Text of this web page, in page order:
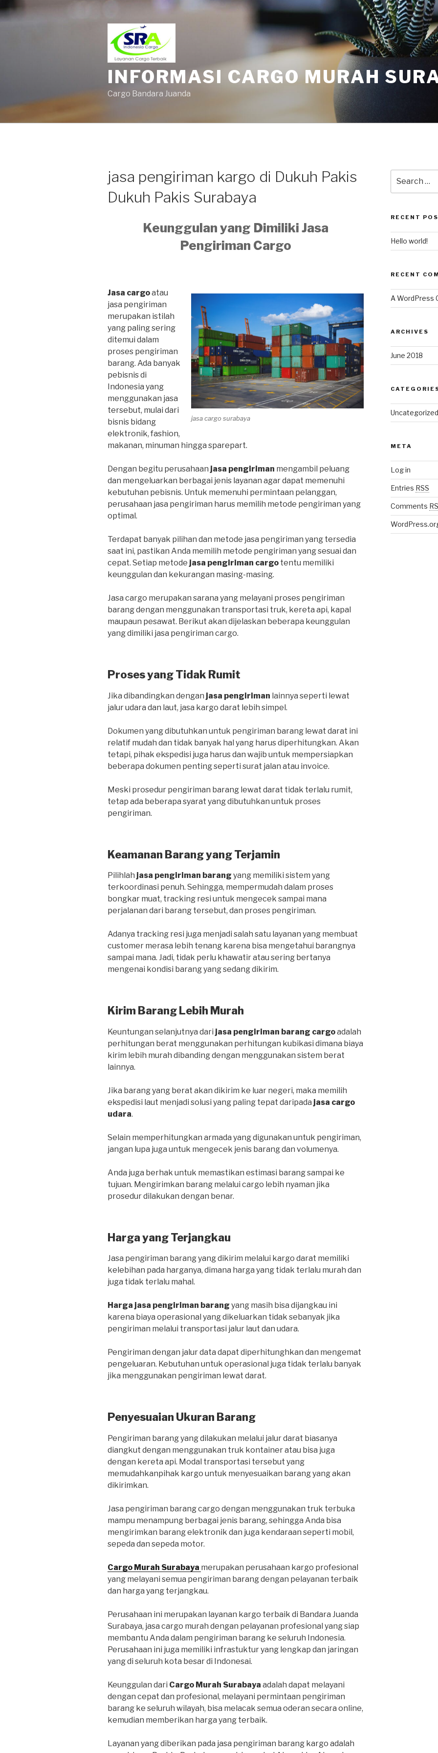
INFORMASI CARGO MURAH
Cargo Bandara Juanda
jasa pengiriman kargo di Dukuh Pakis
Dukuh Pakis Surabaya
Keunggulan yang Dimiliki Jasa
Pengiriman Cargo
jasa cargo surabaya
Jasa cargoatau
jasa pengiriman
merupakan istilah
yang paling sering
ditemui dalam
proses pengiriman
barang. Ada banyak
pebisnis di
Indonesia yang
menggunakan jasa
tersebut, mulai dari
bisnis bidang
elektronik, fashion,
makanan, minuman hingga sparepart.
Dengan begitu perusahaan jasa pengiriman mengambil peluang
dan mengeluarkan berbagai jenis layanan agar dapat memenuhi
kebutuhan pebisnis. Untuk memenuhi permintaan pelanggan,
perusahaan jasa pengiriman harus memilih metode pengiriman yang
optimal.
Terdapat banyak pilihan dan metode jasa pengiriman yang tersedia
saat ini, pastikan Anda memilih metode pengiriman yang sesuai dan
cepat. Setiap metode jasa pengiriman cargo tentu memiliki
keunggulan dan kekurangan masing-masing.
Jasa cargo merupakan sarana yang melayani proses pengiriman
barang dengan menggunakan transportasi truk, kereta api, kapal
maupaun pesawat. Berikut akan dijelaskan beberapa keunggulan
yang dimiliki jasa pengiriman cargo.
Proses yang Tidak Rumit
Jika dibandingkan dengan jasa pengiriman lainnya seperti lewat
jalur udara dan laut, jasa kargo darat lebih simpel.
Dokumen yang dibutuhkan untuk pengiriman barang lewat darat ini
relatif mudah dan tidak banyak hal yang harus diperhitungkan. Akan
tetapi, pihak ekspedisi juga harus dan wajib untuk mempersiapkan
beberapa dokumen penting seperti surat jalan atau invoice.
Meski prosedur pengiriman barang lewat darat tidak terlalu rumit,
tetap ada beberapa syarat yang dibutuhkan untuk proses
pengiriman.
Keamanan Barang yang Terjamin
Pilihlah jasa pengiriman barang yang memiliki sistem yang
terkoordinasi penuh. Sehingga, mempermudah dalam proses
bongkar muat, tracking resi untuk mengecek sampai mana
perjalanan dari barang tersebut, dan proses pengiriman.
Adanya tracking resi juga menjadi salah satu layanan yang membuat
customer merasa lebih tenang karena bisa mengetahui barangnya
sampai mana. Jadi, tidak perlu khawatir atau sering bertanya
mengenai kondisi barang yang sedang dikirim.
Kirim Barang Lebih Murah
Keuntungan selanjutnya dari jasa pengiriman barang cargoadalah
perhitungan berat menggunakan perhitungan kubikasi dimana biaya
kirim lebih murah dibanding dengan menggunakan sistem berat
lainnya.
Jika barang yang berat akan dikirim ke luar negeri, maka memilih
ekspedisi laut menjadi solusi yang paling tepat daripada jasa cargo
udara.
Selain memperhitungkan armada yang digunakan untuk pengiriman,
jangan lupa juga untuk mengecek jenis barang dan volumenya.
Anda juga berhak untuk memastikan estimasi barang sampai ke
tujuan. Mengirimkan barang melalui cargo lebih nyaman jika
prosedur dilakukan dengan benar.
Harga yang Terjangkau
Jasa pengiriman barang yang dikirim melalui kargo darat memiliki
kelebihan pada harganya, dimana harga yang tidak terlalu murah dan
juga tidak terlalu mahal.
Harga jasa pengiriman barang yang masih bisa dijangkau ini
karena biaya operasional yang dikeluarkan tidak sebanyak jika
pengiriman melalui transportasi jalur laut dan udara.
Pengiriman dengan jalur data dapat diperhitunghkan dan mengemat
pengeluaran. Kebutuhan untuk operasional juga tidak terlalu banyak
jika menggunakan pengiriman lewat darat.
Penyesuaian Ukuran Barang
Pengiriman barang yang dilakukan melalui jalur darat biasanya
diangkut dengan menggunakan truk kontainer atau bisa juga
dengan kereta api. Modal transportasi tersebut yang
memudahkanpihak kargo untuk menyesuaikan barang yang akan
dikirimkan.
Jasa pengiriman barang cargo dengan menggunakan truk terbuka
mampu menampung berbagai jenis barang, sehingga Anda bisa
mengirimkan barang elektronik dan juga kendaraan seperti mobil,
sepeda dan sepeda motor.
Cargo Murah Surabaya merupakan perusahaan kargo profesional
yang melayani semua pengiriman barang dengan pelayanan terbaik
dan harga yang terjangkau.
Perusahaan ini merupakan layanan kargo terbaik di Bandara Juanda
Surabaya, jasa cargo murah dengan pelayanan profesional yang siap
membantu Anda dalam pengiriman barang ke seluruh Indonesia.
Perusahaan ini juga memiliki infrastuktur yang lengkap dan jaringan
yang di seluruh kota besar di Indonesai.
Keunggulan dari Cargo Murah Surabaya adalah dapat melayani
dengan cepat dan profesional, melayani permintaan pengiriman
barang ke seluruh wilayah, bisa melacak semua oderan secara online,
kemudian memberikan harga yang terbaik.
Layanan yang diberikan pada jasa pengiriman barang kargo adalah
RECENT
Hello world!
RECENT
A WordPress
ARCHIVES
June 2018
Uncategorized
META
Log in
Entries RSS
Comments